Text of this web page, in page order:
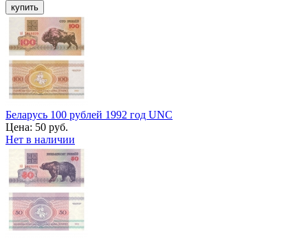
Беларусь 100 рублей 1992 год UNC
Цена: 50 руб.
Нет в наличии